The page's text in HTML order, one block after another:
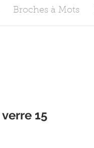
Broches à Mots
15